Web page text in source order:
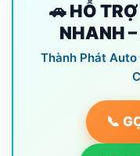
🚗 HỖ
NHANH
Thành Phát Auto
📞